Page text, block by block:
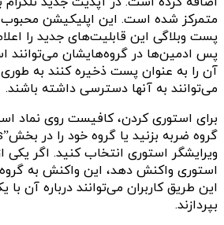
متمرکز شده است. این اپلیکیشن
پست وبلاگی این قابلیت‌های جدید را
پس ادمین‌ها در گروه‌هایشان می‌توانند
آن را به عنوان پست ذخیره کنند به طوری
می‌توانند به آنها دسترسی داشته باشند.
برای استوری کردن، کافیست روی نماد
ویرایشگر استوری انتخاب کنید. اگر یکی
استوری واکنش دهد، این واکنش به
این طریق کاربران می‌توانند درباره آن با
بپردازند.